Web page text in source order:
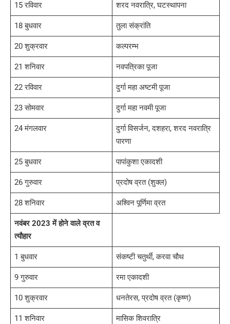
15 रविवार शरद नवरात्रि, घटस्थापना
18 बुधवार तुला संक्रांति
20 शुक्रवार कल्परम्भ
21 शनिवार नवपत्रिका पूजा
22 रविवार दुर्गा महा अष्टमी पूजा
23 सोमवार दुर्गा महा नवमी पूजा
24 मंगलवार
दुर्गा विसर्जन, दशहरा, शरद नवरात्रि
पारणा
25 बुधवार पापांकुशा एकादशी
26 गुरुवार प्रदोष व्रत (शुक्ल)
28 शनिवार अश्विन पूर्णिमा व्रत
नवंबर 2023 में होने वाले व्रत व
त्यौहार
1 बुधवार संकष्टी चतुर्थी, करवा चौथ
9 गुरुवार रमा एकादशी
10 शुक्रवार धनतेरस, प्रदोष व्रत (कृष्ण)
11 शनिवार मासिक शिवरात्रि